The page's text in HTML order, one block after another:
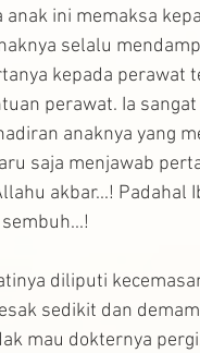
ini memaksa
selalu
kepada perawat
perawat. Ia
anaknya yang
saja menjawab
akbar...! Padahal
diliputi
sedikit dan
mau dokternya